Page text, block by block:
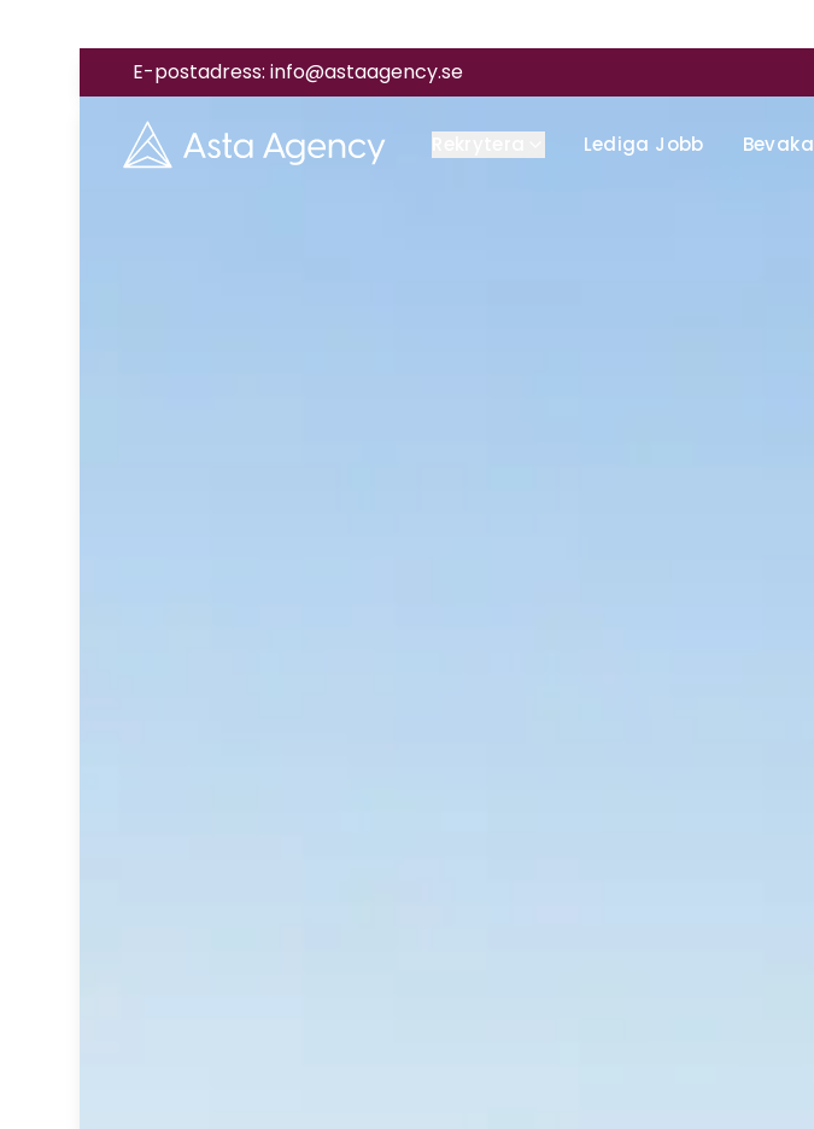
E-postadress: info@astaagency.se
Lediga Jobb